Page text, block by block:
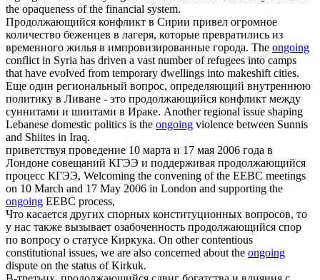
the opaqueness of the financial system.
Продолжающийся конфликт в Сирии привел огромное
количество беженцев в лагеря, которые превратились из
временного жилья в импровизированные города. The ongoing
conflict in Syria has driven a vast number of refugees into camps
that have evolved from temporary dwellings into makeshift cities.
Еще один региональный вопрос, определяющий внутреннюю
политику в Ливане - это продолжающийся конфликт между
суннитами и шиитами в Ираке. Another regional issue shaping
Lebanese domestic politics is the ongoing violence between Sunnis
and Shiites in Iraq.
приветствуя проведение 10 марта и 17 мая 2006 года в
Лондоне совещаний КГЭЭ и поддерживая продолжающийся
процесс КГЭЭ, Welcoming the convening of the EEBC meetings
on 10 March and 17 May 2006 in London and supporting the
ongoing EEBC process,
Что касается других спорных конституционных вопросов, то
у нас также вызывает озабоченность продолжающийся спор
по вопросу о статусе Киркука. On other contentious
constitutional issues, we are also concerned about the ongoing
dispute on the status of Kirkuk.